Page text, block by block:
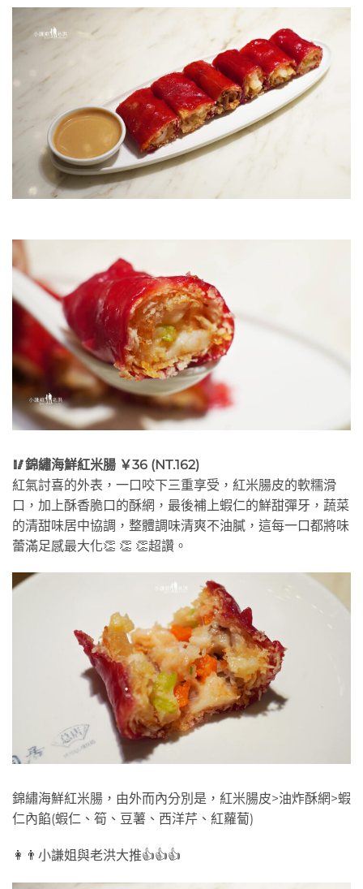
🥢錦繡海鮮紅米腸 ￥36 (NT.162)
紅氣討喜的外表，一口咬下三重享受，紅米腸皮的軟糯滑
口，加上酥香脆口的酥網，最後補上蝦仁的鮮甜彈牙，蔬菜
的清甜味居中協調，整體調味清爽不油膩，這每一口都將味
蕾滿足感最大化👏 👏 👏超讚。
錦繡海鮮紅米腸，由外而內分別是，紅米腸皮>油炸酥網>蝦
仁內餡(蝦仁、筍、豆薯、西洋芹、紅蘿蔔)
👩👨小謙姐與老洪大推👍👍👍